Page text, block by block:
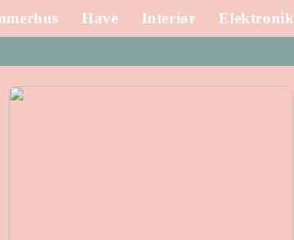
Have Interiør Elektronik